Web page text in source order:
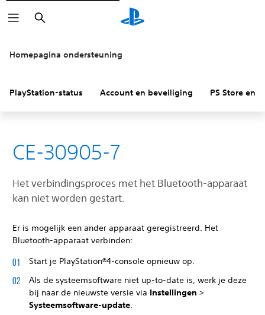
Zoeken
Homepagina ondersteuning
PlayStation-status Account en beveiliging PS Store en
CE-30905-7
Het verbindingsproces met het Bluetooth-apparaat
kan niet worden gestart.
Er is mogelijk een ander apparaat geregistreerd. Het
Bluetooth-apparaat verbinden:
Start je PlayStation®4-console opnieuw op.
Als de systeemsoftware niet up-to-date is, werk je deze
bij naar de nieuwste versie via Instellingen >
Systeemsoftware-update